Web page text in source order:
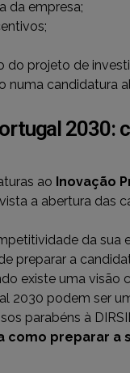
da empresa;
do projeto de
numa candidatura
2030:
ao Inovação
a abertura das
da sua
preparar a
existe uma visão
2030 podem ser
parabéns à
como preparar a